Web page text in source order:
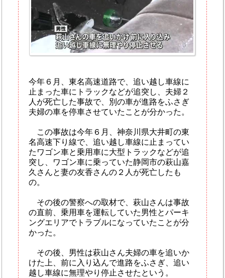
今年６月、東名高速道路で、追い越し車線に
止まった車にトラックなどが追突し、夫婦２
人が死亡した事故で、別の車が進路をふさぎ
夫婦の車を停車させていたことが分かった。
この事故は今年６月、神奈川県大井町の東
名高速下り線で、追い越し車線に止まってい
たワゴン車と乗用車に大型トラックなどが追
突し、ワゴン車に乗っていた静岡市の萩山嘉
久さんと妻の友香さんの２人が死亡したも
の。
その後の警察への取材で、萩山さんは事故
の直前、乗用車を運転していた男性とパーキ
ングエリアでトラブルになっていたことが分
かった。
その後、男性は萩山さん夫婦の車を追いか
けた上、前に入り込んで進路をふさぎ、追い
越し車線に無理やり停止させたという。